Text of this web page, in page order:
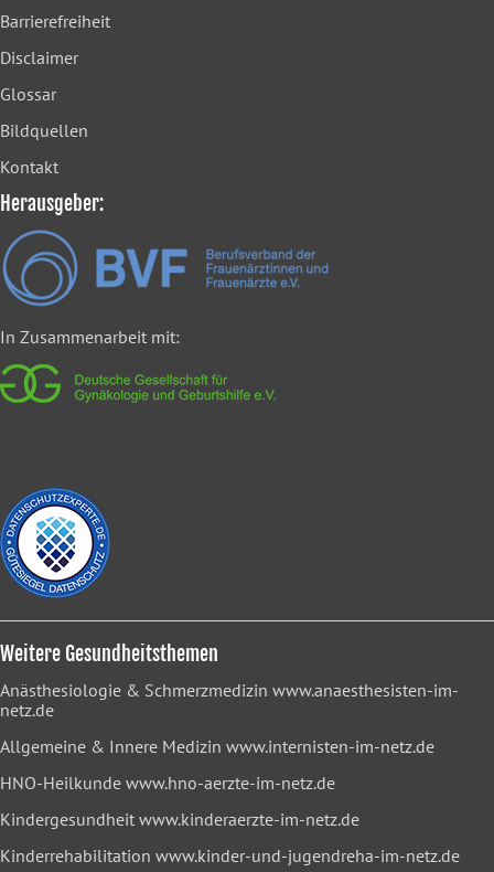
Barrierefreiheit
Disclaimer
Glossar
Bildquellen
Kontakt
Herausgeber:
In Zusammenarbeit mit:
Weitere Gesundheitsthemen
Anästhesiologie & Schmerzmedizin www.anaesthesisten-im-
netz.de
Allgemeine & Innere Medizin www.internisten-im-netz.de
HNO-Heilkunde www.hno-aerzte-im-netz.de
Kindergesundheit www.kinderaerzte-im-netz.de
Kinderrehabilitation www.kinder-und-jugendreha-im-netz.de